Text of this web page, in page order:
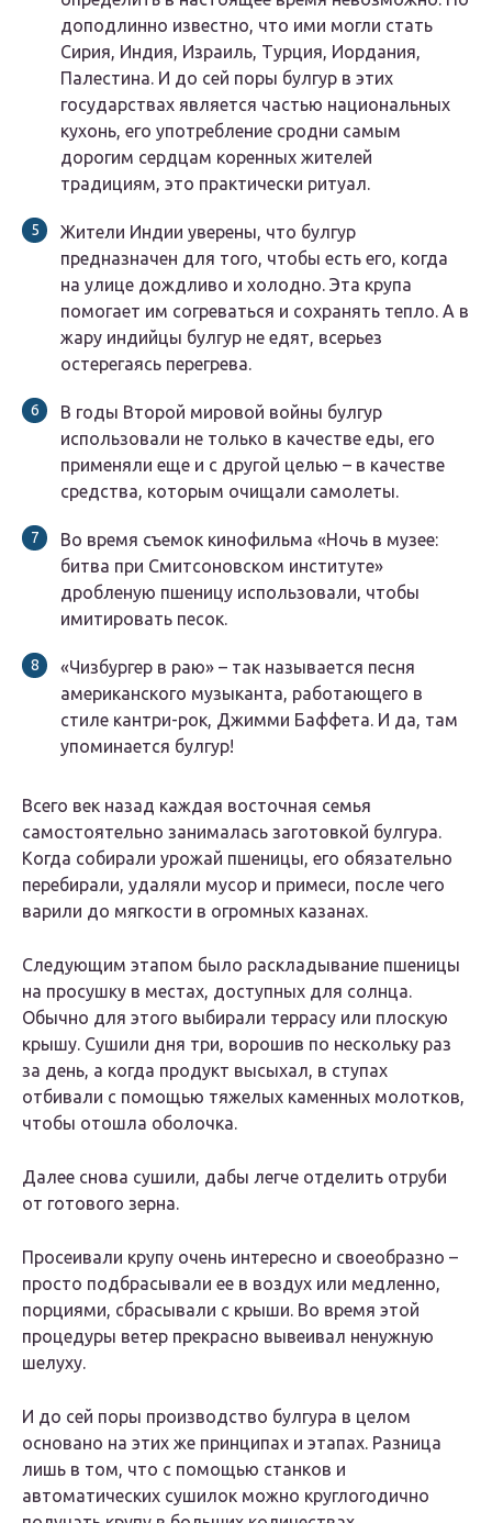
доподлинно известно, что ими могли стать
Сирия, Индия, Израиль, Турция, Иордания,
Палестина. И до сей поры булгур в этих
государствах является частью национальных
кухонь, его употребление сродни самым
дорогим сердцам коренных жителей
традициям, это практически ритуал.
Жители Индии уверены, что булгур
предназначен для того, чтобы есть его, когда
на улице дождливо и холодно. Эта крупа
помогает им согреваться и сохранять тепло. А в
жару индийцы булгур не едят, всерьез
остерегаясь перегрева.
В годы Второй мировой войны булгур
использовали не только в качестве еды, его
применяли еще и с другой целью – в качестве
средства, которым очищали самолеты.
Во время съемок кинофильма «Ночь в музее:
битва при Смитсоновском институте»
дробленую пшеницу использовали, чтобы
имитировать песок.
«Чизбургер в раю» – так называется песня
американского музыканта, работающего в
стиле кантри-рок, Джимми Баффета. И да, там
упоминается булгур!
Всего век назад каждая восточная семья
самостоятельно занималась заготовкой булгура.
Когда собирали урожай пшеницы, его обязательно
перебирали, удаляли мусор и примеси, после чего
варили до мягкости в огромных казанах.
Следующим этапом было раскладывание пшеницы
на просушку в местах, доступных для солнца.
Обычно для этого выбирали террасу или плоскую
крышу. Сушили дня три, ворошив по нескольку раз
за день, а когда продукт высыхал, в ступах
отбивали с помощью тяжелых каменных молотков,
чтобы отошла оболочка.
Далее снова сушили, дабы легче отделить отруби
от готового зерна.
Просеивали крупу очень интересно и своеобразно –
просто подбрасывали ее в воздух или медленно,
порциями, сбрасывали с крыши. Во время этой
процедуры ветер прекрасно вывеивал ненужную
шелуху.
И до сей поры производство булгура в целом
основано на этих же принципах и этапах. Разница
лишь в том, что с помощью станков и
автоматических сушилок можно круглогодично